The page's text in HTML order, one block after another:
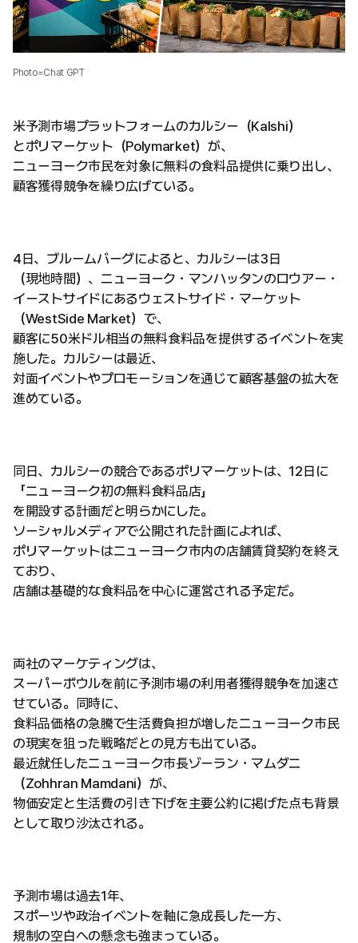
Photo=Chat GPT
米予測市場プラットフォームのカルシー（Kalshi）
とポリマーケット（Polymarket）が、
ニューヨーク市民を対象に無料の食料品提供に乗り出し、
顧客獲得競争を繰り広げている。
4日、ブルームバーグによると、カルシーは3日
（現地時間）、ニューヨーク・マンハッタンのロウアー・
イーストサイドにあるウェストサイド・マーケット
（WestSide Market）で、
顧客に50米ドル相当の無料食料品を提供するイベントを実
施した。カルシーは最近、
対面イベントやプロモーションを通じて顧客基盤の拡大を
進めている。
同日、カルシーの競合であるポリマーケットは、12日に
「ニューヨーク初の無料食料品店」
を開設する計画だと明らかにした。
ソーシャルメディアで公開された計画によれば、
ポリマーケットはニューヨーク市内の店舗賃貸契約を終え
ており、
店舗は基礎的な食料品を中心に運営される予定だ。
両社のマーケティングは、
スーパーボウルを前に予測市場の利用者獲得競争を加速さ
せている。同時に、
食料品価格の急騰で生活費負担が増したニューヨーク市民
の現実を狙った戦略だとの見方も出ている。
最近就任したニューヨーク市長ゾーラン・マムダニ
（Zohhran Mamdani）が、
物価安定と生活費の引き下げを主要公約に掲げた点も背景
として取り沙汰される。
予測市場は過去1年、
スポーツや政治イベントを軸に急成長した一方、
規制の空白への懸念も強まっている。